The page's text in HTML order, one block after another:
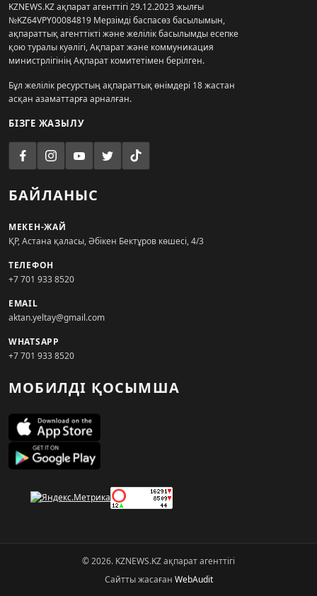
KZNEWS.KZ ақпарат агенттігі 29.12.2023 жылғы
№KZ64VPY00084819 Мерзімді баспасөз басылымын,
ақпараттық агенттікті және желілік басылымды есепке
қою туралы куәлігі, Ақпарат және коммуникация
министрлігінің Ақпарат комитетімен берілген.
Бұл желілік ресурстың ақпараттық өнімдері 18 жастан
асқан азаматтарға арналған.
БІЗГЕ ЖАЗЫЛУ
БАЙЛАНЫС
МЕКЕН-ЖАЙ
ҚР, Астана қаласы, Әбікен Бектұров көшесі, 4/3
ТЕЛЕФОН
+7 701 933 8520
EMAIL
aktan.yeltay@gmail.com
WHATSAPP
+7 701 933 8520
МОБИЛДІ ҚОСЫМША
© 2026. KZNEWS.KZ ақпарат агенттігі
Сайтты жасаған WebAudit